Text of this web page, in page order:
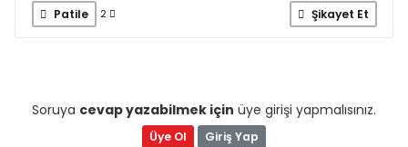
Patile 2 Şikayet Et
Soruya cevap yazabilmek için üye girişi yapmalısınız.
Üye Ol Giriş Yap